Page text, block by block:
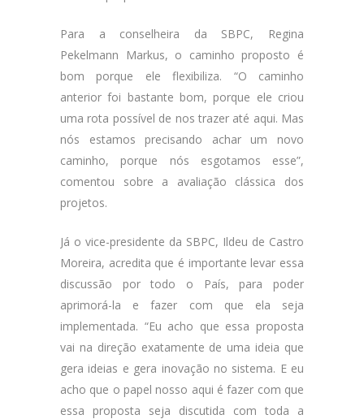
Para a conselheira da SBPC, Regina
Pekelmann Markus, o caminho proposto é
bom porque ele flexibiliza. “O caminho
anterior foi bastante bom, porque ele criou
uma rota possível de nos trazer até aqui. Mas
nós estamos precisando achar um novo
caminho, porque nós esgotamos esse”,
comentou sobre a avaliação clássica dos
projetos.
Já o vice-presidente da SBPC, Ildeu de Castro
Moreira, acredita que é importante levar essa
discussão por todo o País, para poder
aprimorá-la e fazer com que ela seja
implementada. “Eu acho que essa proposta
vai na direção exatamente de uma ideia que
gera ideias e gera inovação no sistema. E eu
acho que o papel nosso aqui é fazer com que
essa proposta seja discutida com toda a